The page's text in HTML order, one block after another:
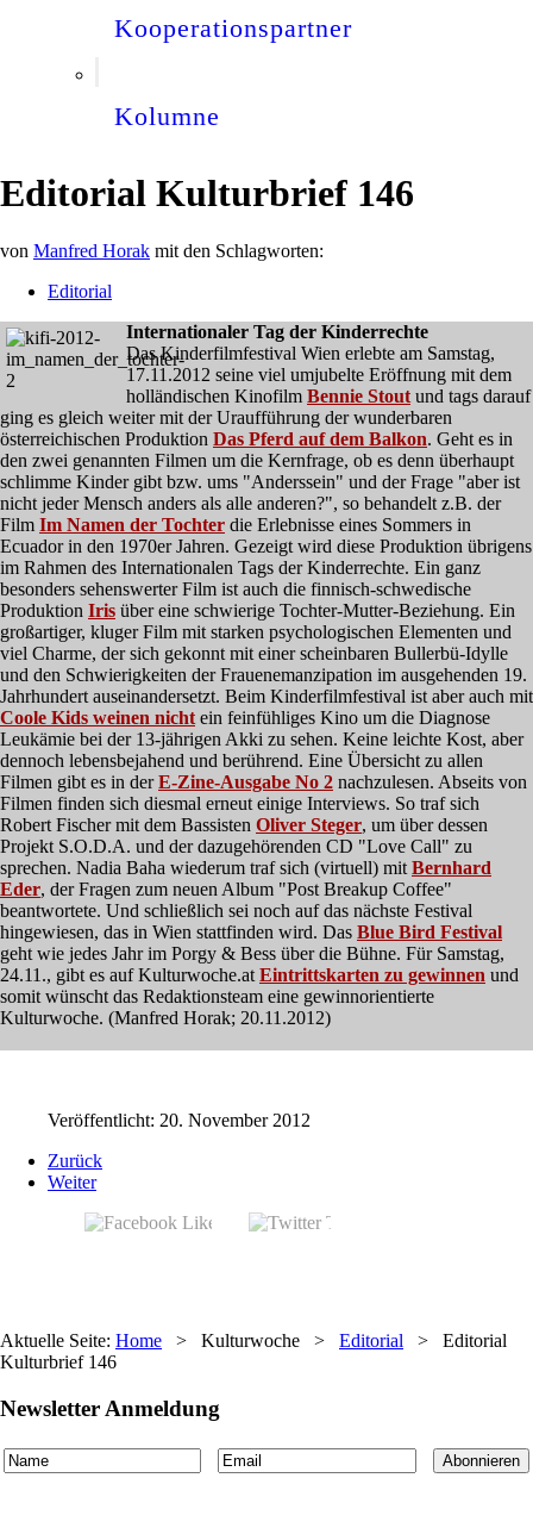
Kooperationspartner
Kolumne
Editorial Kulturbrief 146
von Manfred Horak mit den Schlagworten:
Editorial
Internationaler Tag der Kinderrechte
Das Kinderfilmfestival Wien erlebte am Samstag,
17.11.2012 seine viel umjubelte Eröffnung mit dem
holländischen Kinofilm Bennie Stout und tags darauf
ging es gleich weiter mit der Uraufführung der wunderbaren
österreichischen Produktion Das Pferd auf dem Balkon. Geht es in
den zwei genannten Filmen um die Kernfrage, ob es denn überhaupt
schlimme Kinder gibt bzw. ums "Anderssein" und der Frage "aber ist
nicht jeder Mensch anders als alle anderen?", so behandelt z.B. der
Film Im Namen der Tochter die Erlebnisse eines Sommers in
Ecuador in den 1970er Jahren. Gezeigt wird diese Produktion übrigens
im Rahmen des Internationalen Tags der Kinderrechte. Ein ganz
besonders sehenswerter Film ist auch die finnisch-schwedische
Produktion Iris über eine schwierige Tochter-Mutter-Beziehung. Ein
großartiger, kluger Film mit starken psychologischen Elementen und
viel Charme, der sich gekonnt mit einer scheinbaren Bullerbü-Idylle
und den Schwierigkeiten der Frauenemanzipation im ausgehenden 19.
Jahrhundert auseinandersetzt. Beim Kinderfilmfestival ist aber auch mit
Coole Kids weinen nicht ein feinfühliges Kino um die Diagnose
Leukämie bei der 13-jährigen Akki zu sehen. Keine leichte Kost, aber
dennoch lebensbejahend und berührend. Eine Übersicht zu allen
Filmen gibt es in derE-Zine-Ausgabe No 2 nachzulesen. Abseits von
Filmen finden sich diesmal erneut einige Interviews. So traf sich
Robert Fischer mit dem Bassisten Oliver Steger, um über dessen
Projekt S.O.D.A. und der dazugehörenden CD "Love Call" zu
sprechen. Nadia Baha wiederum traf sich (virtuell) mit Bernhard
Eder, der Fragen zum neuen Album "Post Breakup Coffee"
beantwortete. Und schließlich sei noch auf das nächste Festival
hingewiesen, das in Wien stattfinden wird. Das Blue Bird Festival
geht wie jedes Jahr im Porgy & Bess über die Bühne. Für Samstag,
24.11., gibt es auf Kulturwoche.at Eintrittskarten zu gewinnen und
somit wünscht das Redaktionsteam eine gewinnorientierte
Kulturwoche. (Manfred Horak; 20.11.2012)
Veröffentlicht: 20. November 2012
Zurück
Weiter
Aktuelle Seite: Home > Kulturwoche > Editorial > Editorial
Kulturbrief 146
Newsletter Anmeldung